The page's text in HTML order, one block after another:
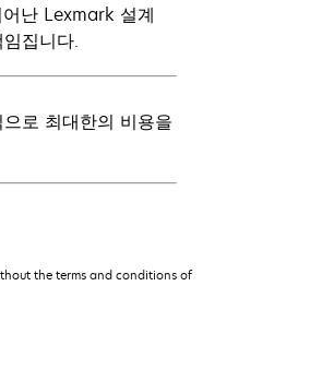
난 Lexmark 설계
집니다.
로 최대한의 비용을
the terms and conditions of